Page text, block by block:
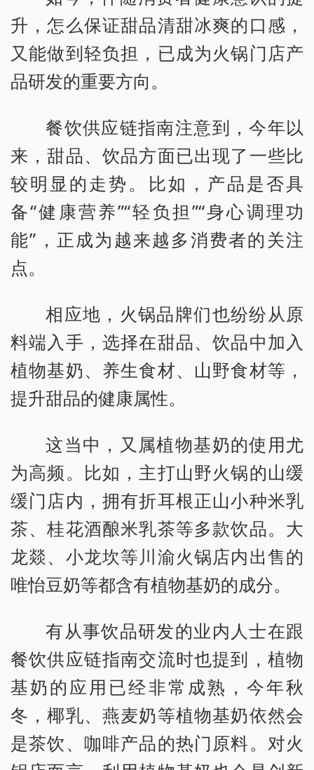
升，怎么保证甜品清甜冰爽的口感，
又能做到轻负担，已成为火锅门店产
品研发的重要方向。
餐饮供应链指南注意到，今年以
来，甜品、饮品方面已出现了一些比
较明显的走势。比如，产品是否具
备“健康营养”“轻负担”“身心调理功
能”，正成为越来越多消费者的关注
点。
相应地，火锅品牌们也纷纷从原
料端入手，选择在甜品、饮品中加入
植物基奶、养生食材、山野食材等，
提升甜品的健康属性。
这当中，又属植物基奶的使用尤
为高频。比如，主打山野火锅的山缓
缓门店内，拥有折耳根正山小种米乳
茶、桂花酒酿米乳茶等多款饮品。大
龙燚、小龙坎等川渝火锅店内出售的
唯怡豆奶等都含有植物基奶的成分。
有从事饮品研发的业内人士在跟
餐饮供应链指南交流时也提到，植物
基奶的应用已经非常成熟，今年秋
冬，椰乳、燕麦奶等植物基奶依然会
是茶饮、咖啡产品的热门原料。对火